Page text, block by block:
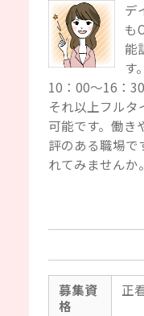
デ
も
能
す
10：00～16：
それ以上フル
可能です。働き
評のある職場で
れてみませんか。
募集資
格
正